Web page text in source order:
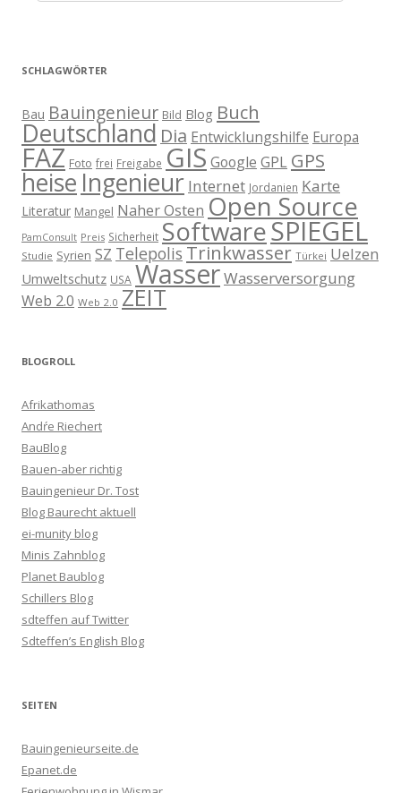
SCHLAGWÖRTER
Bau Bauingenieur Bild Blog Buch
Deutschland Dia Entwicklungshilfe Europa
FAZ Foto frei Freigabe GIS Google GPL GPS
heise Ingenieur Internet Jordanien Karte
Literatur Mangel Naher Osten Open Source
PamConsult Preis Sicherheit SoftwareSPIEGEL
Studie Syrien SZ Telepolis Trinkwasser Türkei Uelzen
Umweltschutz USA WasserWasserversorgung
Web 2.0 Web 2.0 ZEIT
BLOGROLL
Afrikathomas
Andŕe Riechert
BauBlog
Bauen-aber richtig
Bauingenieur Dr. Tost
Blog Baurecht aktuell
ei-munity blog
Minis Zahnblog
Planet Baublog
Schillers Blog
sdteffen auf Twitter
Sdteffen’s English Blog
SEITEN
Bauingenieurseite.de
Epanet.de